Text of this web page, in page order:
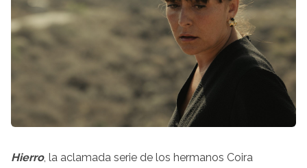
Hierro, la aclamada serie de los hermanos Coira